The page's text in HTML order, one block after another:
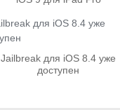
Jailbreak для iOS 8.4 уже
доступен